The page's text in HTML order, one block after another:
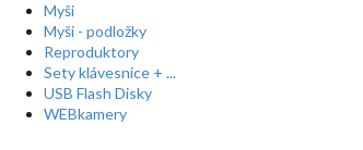
Myši
Myši - podložky
Reproduktory
Sety klávesnice + ...
USB Flash Disky
WEBkamery